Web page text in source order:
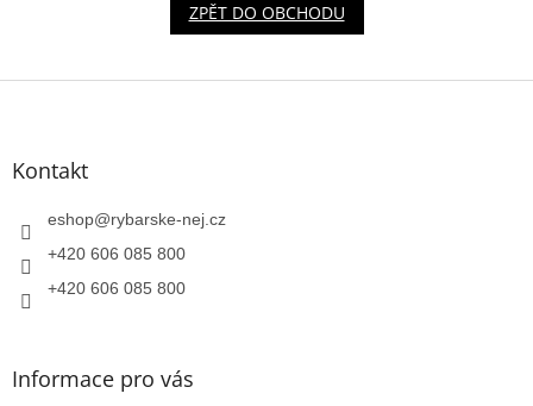
ZPĚT DO OBCHODU
Z
Kontakt
eshop@rybarske-nej.cz
+420 606 085 800
+420 606 085 800
Informace pro vás